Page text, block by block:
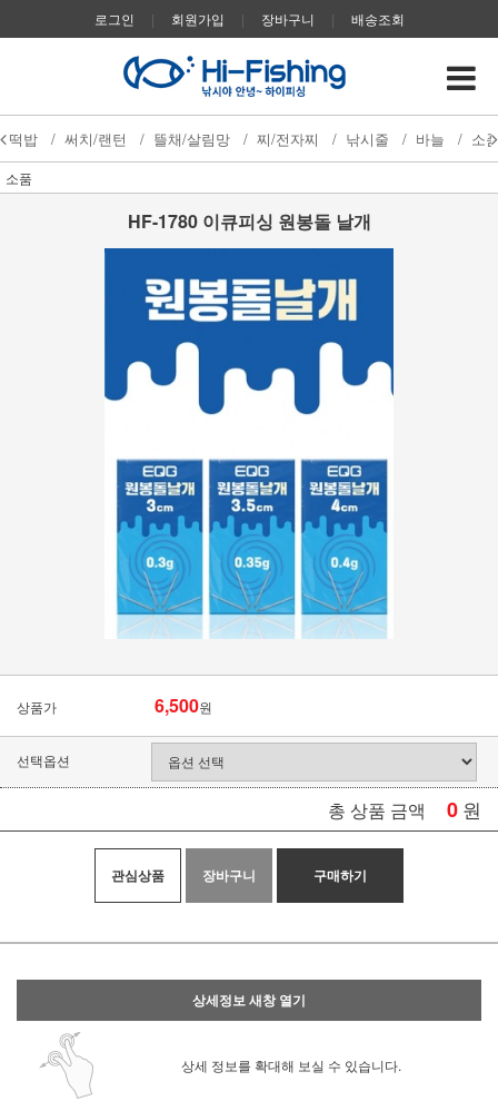
로그인 | 회원가입 | 장바구니 | 배송조회
떡밥 / 써치/랜턴 / 뜰채/살림망 / 찌/전자찌 / 낚시줄 / 바늘 / 소
소품
HF-1780 이큐피싱 원봉돌 날개
상품가 6,500원
선택옵션
총 상품 금액 0 원
관심상품 장바구니 구매하기
상세정보 새창 열기
상세 정보를 확대해 보실 수 있습니다.